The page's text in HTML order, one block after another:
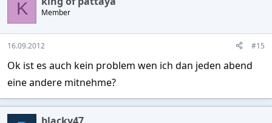
K Member
16.09.2012 #15
Ok ist es auch kein problem wen ich dan jeden abend
eine andere mitnehme?